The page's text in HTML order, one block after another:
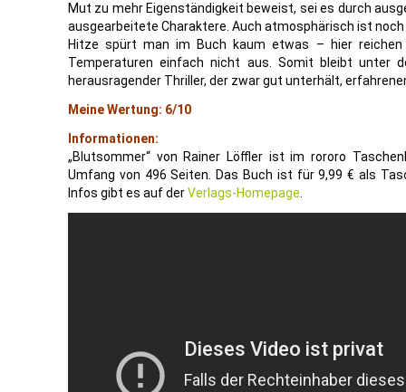
Mut zu mehr Eigenständigkeit beweist, sei es durch
ausgearbeitete Charaktere. Auch atmosphärisch ist
Hitze spürt man im Buch kaum etwas – hier reichen
Temperaturen einfach nicht aus. Somit bleibt unter
herausragender Thriller, der zwar gut unterhält,
Meine Wertung: 6/10
Informationen:
„Blutsommer“ von Rainer Löffler ist im rororo
Umfang von 496 Seiten. Das Buch ist für 9,99 € als
Infos gibt es auf derVerlags-Homepage